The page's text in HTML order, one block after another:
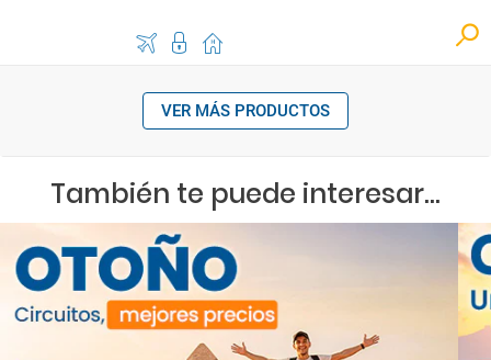
VER MÁS PRODUCTOS
También te puede interesar...